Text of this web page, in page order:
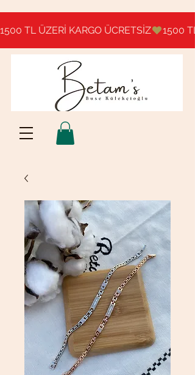
1500 TL ÜZERİ KARGO ÜCRETSİZ